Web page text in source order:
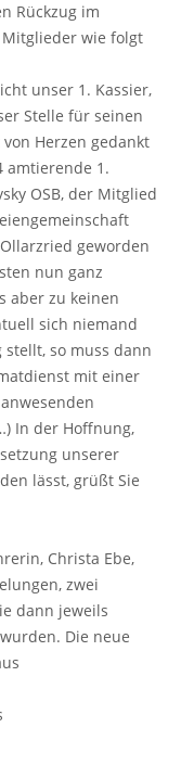
Rückzug im
wie folgt
unser 1. Kassier,
Stelle für seinen
Herzen gedankt
amtierende 1.
OSB, der Mitglied
geworden
nun ganz
aber zu keinen
sich niemand
so muss dann
mit einer
In der Hoffnung,
unserer
lässt, grüßt Sie
Christa Ebe,
zwei
dann jeweils
Die neue